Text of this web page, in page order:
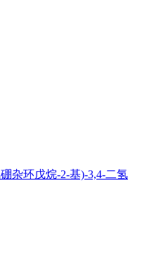
杂环戊烷-2-基)-3,4-二氢